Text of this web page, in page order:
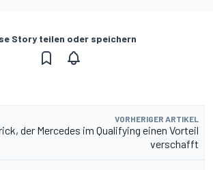
Story teilen oder speichern
VORHERIGER ARTIKEL
der Mercedes im Qualifying einen Vorteil
verschafft